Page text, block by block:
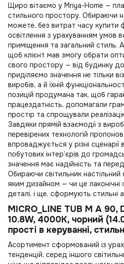
Щиро вітаємо у Mriya-Home —
стильного простору. Обираючи
можете, без витрат часу купити
освітлення з урахуванням умов
приміщення та загальний стиль.
щоб клієнт мав змогу обрати
свого простору — від будинку
приділяємо значення не тільки
виробів, а й їхній
позицій продумана так, щоб
працездатність, допомагали
простір та спрощували
Завдяки прямій взаємодії з
перевірених технологій
впроваджується у різні
побутових інтер’єрів до
значення має надійність та
Обираючи світильник настільний
яким дизайном — чи це лаконічні
деталі, і ще, сформують стильні
MICRO_LINE TUB M A
10.8W, 4000К, чорний
прості в керуванні,
Асортимент сформований із
тенденцій, серед іншого